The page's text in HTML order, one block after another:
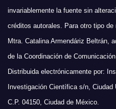
invariablemente la fuente sin
créditos autorales. Para otro tipo
Mtra. Catalina Armendáriz Beltrán,
de la Coordinación de Comunicación
Distribuida electrónicamente por:
Investigación Científica s/n,
C.P. 04150, Ciudad de México.